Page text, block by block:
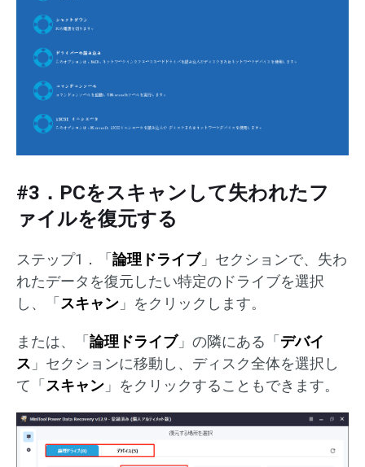
#3．PCをスキャンして失われたフ
ァイルを復元する
ステップ1．「 論理ドライブ」セクションで、失わ
れたデータを復元したい特定のドライブを選択
し、「 スキャン 」をクリックします。
または、「 論理ドライブ」の隣にある「 デバイ
ス 」セクションに移動し、ディスク全体を選択し
て「 スキャン 」をクリックすることもできます。